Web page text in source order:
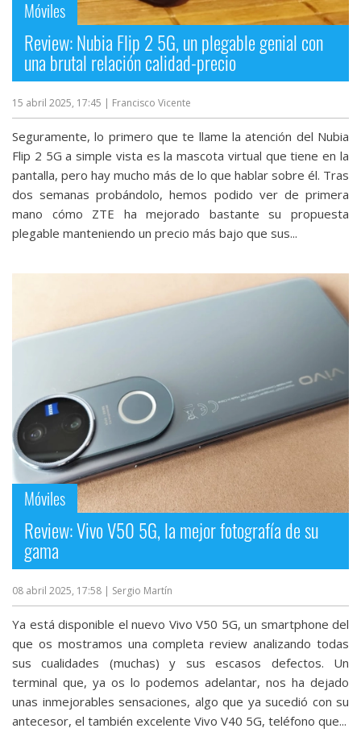
Móviles
Review: Nubia Flip 2 5G, un plegable genial con
una brutal relación calidad-precio
15 abril 2025, 17:45 | Francisco Vicente
Seguramente, lo primero que te llame la atención del Nubia
Flip 2 5G a simple vista es la mascota virtual que tiene en la
pantalla, pero hay mucho más de lo que hablar sobre él. Tras
dos semanas probándolo, hemos podido ver de primera
mano cómo ZTE ha mejorado bastante su propuesta
plegable manteniendo un precio más bajo que sus...
Móviles
Review: Vivo V50 5G, la mejor fotografía de su
gama
08 abril 2025, 17:58 | Sergio Martín
Ya está disponible el nuevo Vivo V50 5G, un smartphone del
que os mostramos una completa review analizando todas
sus cualidades (muchas) y sus escasos defectos. Un
terminal que, ya os lo podemos adelantar, nos ha dejado
unas inmejorables sensaciones, algo que ya sucedió con su
antecesor, el también excelente Vivo V40 5G, teléfono que...